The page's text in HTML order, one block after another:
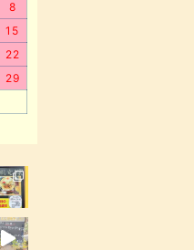
8
15
22
29